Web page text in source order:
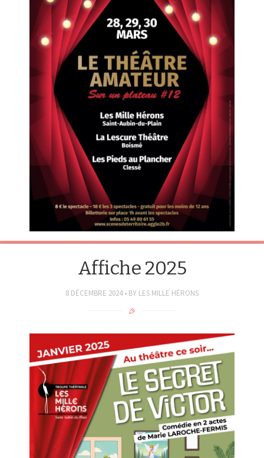
Affiche 2025
8 DÉCEMBRE 2024 BY LES MILLE HÉRONS